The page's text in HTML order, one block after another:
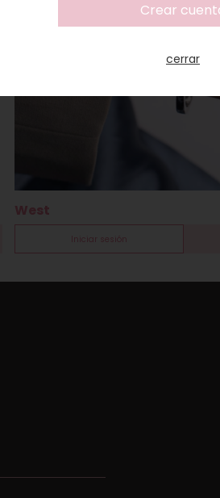
West
Iniciar sesión
Crear
cerrar